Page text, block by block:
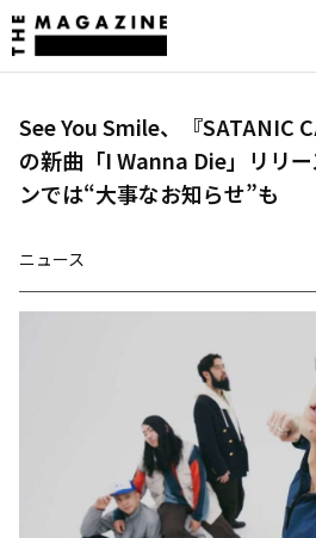
See You Smile、『SATANIC
の新曲「I Wanna Die」リリ
ンでは“大事なお知らせ”も
ニュース